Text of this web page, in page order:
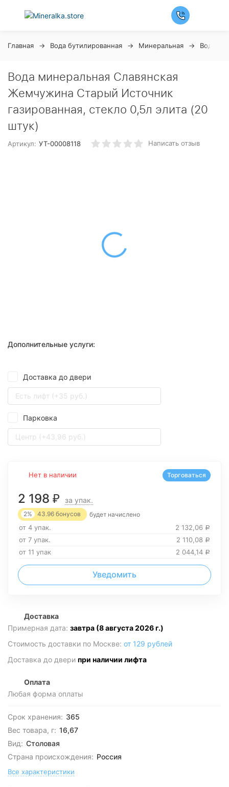
Главная Вода бутилированная Минеральная Вода
Вода минеральная Славянская
Жемчужина Старый Источник
газированная, стекло 0,5л элита (20
штук)
Артикул: УТ-00008118 Написать отзыв
Дополнительные услуги:
Доставка до двери
Есть лифт (+35 руб.)
Парковка
Центр (+43,96 руб.)
Нет в наличии
2 198 ₽ за упак.
2% 43.96 бонусов будет начислено
от 4 упак. 2 132,06 Р
от 7 упак. 2 110,08 Р
от 11 упак 2 044,14 Р
Уведомить
Торговаться
Доставка
Примерная дата: завтра (8 августа 2026 г.)
Стоимость доставки по Москве: от 129 рублей
Доставка до двери при наличии лифта
Оплата
Любая форма оплаты
Срок хранения: 365
Вес товара, г: 16,67
Вид: Столовая
Страна происхождения: Россия
Все характеристики